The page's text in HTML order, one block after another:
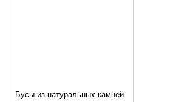
Бусы из натуральных камней